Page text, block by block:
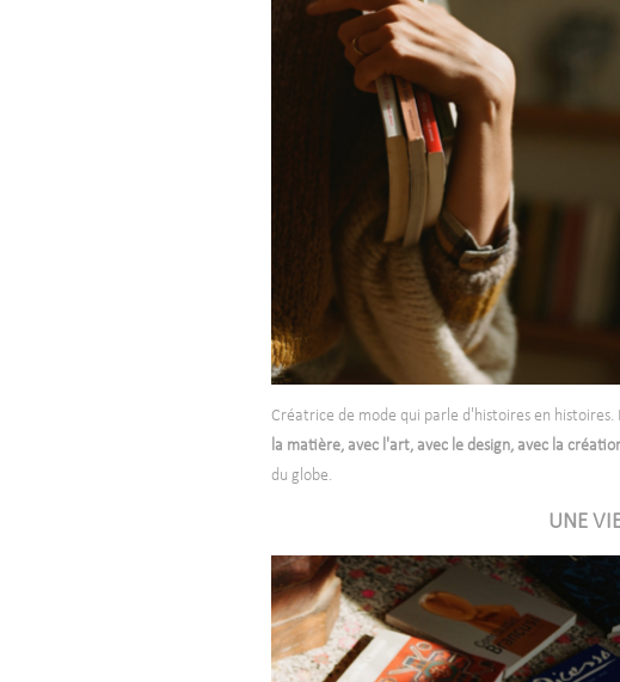
Créatrice de mode qui parle d'histoires en
la matière, avec l'art, avec le design, avec la
du globe.
UNE